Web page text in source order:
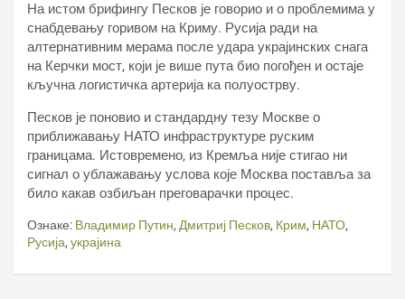
На истом брифингу Песков је говорио и о проблемима у
снабдевању горивом на Криму. Русија ради на
алтернативним мерама после удара украјинских снага
на Керчки мост, који је више пута био погођен и остаје
кључна логистичка артерија ка полуострву.
Песков је поновио и стандардну тезу Москве о
приближавању НАТО инфраструктуре руским
границама. Истовремено, из Кремља није стигао ни
сигнал о ублажавању услова које Москва поставља за
било какав озбиљан преговарачки процес.
Ознаке: Владимир Путин, Дмитриј Песков, Крим, НАТО,
Русија, украјина